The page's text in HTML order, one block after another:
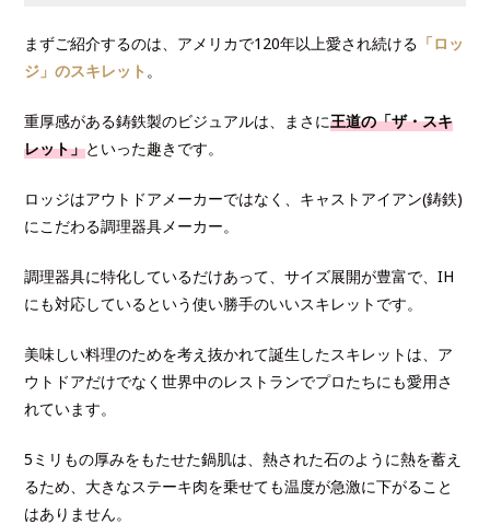
まずご紹介するのは、アメリカで120年以上愛され続ける 「ロッ
ジ」のスキレット 。
重厚感がある鋳鉄製のビジュアルは、まさに王道の「ザ・スキ
レット」といった趣きです。
ロッジはアウトドアメーカーではなく、キャストアイアン(鋳鉄)
にこだわる調理器具メーカー。
調理器具に特化しているだけあって、サイズ展開が豊富で、IH
にも対応しているという使い勝手のいいスキレットです。
美味しい料理のためを考え抜かれて誕生したスキレットは、ア
ウトドアだけでなく世界中のレストランでプロたちにも愛用さ
れています。
5ミリもの厚みをもたせた鍋肌は、熱された石のように熱を蓄え
るため、大きなステーキ肉を乗せても温度が急激に下がること
はありません。